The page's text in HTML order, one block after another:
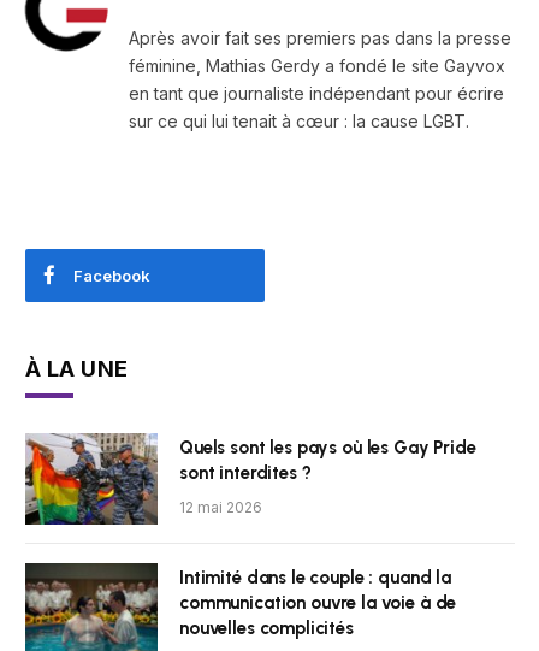
Après avoir fait ses premiers pas dans la presse
féminine, Mathias Gerdy a fondé le site Gayvox
en tant que journaliste indépendant pour écrire
sur ce qui lui tenait à cœur : la cause LGBT.
Facebook
À LA UNE
Quels sont les pays où les Gay Pride
sont interdites ?
12 mai 2026
Intimité dans le couple : quand la
communication ouvre la voie à de
nouvelles complicités